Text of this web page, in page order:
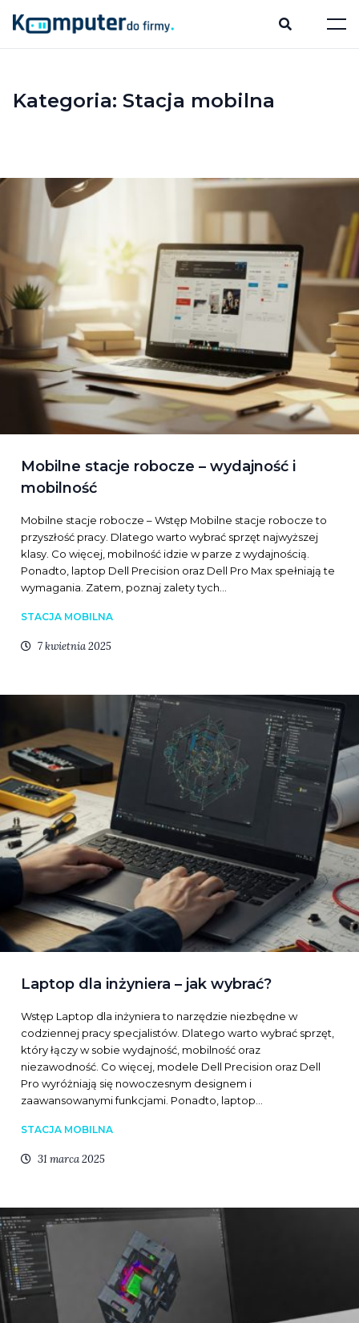
Kategoria: Stacja mobilna
Mobilne stacje robocze – wydajność i
mobilność
Mobilne stacje robocze – Wstęp Mobilne stacje robocze to
przyszłość pracy. Dlatego warto wybrać sprzęt najwyższej
klasy. Co więcej, mobilność idzie w parze z wydajnością.
Ponadto, laptop Dell Precision oraz Dell Pro Max spełniają te
wymagania. Zatem, poznaj zalety tych…
STACJA MOBILNA
7 kwietnia 2025
Laptop dla inżyniera – jak wybrać?
Wstęp Laptop dla inżyniera to narzędzie niezbędne w
codziennej pracy specjalistów. Dlatego warto wybrać sprzęt,
który łączy w sobie wydajność, mobilność oraz
niezawodność. Co więcej, modele Dell Precision oraz Dell
Pro wyróżniają się nowoczesnym designem i
zaawansowanymi funkcjami. Ponadto, laptop…
STACJA MOBILNA
31 marca 2025